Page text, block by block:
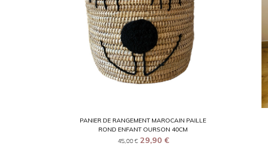
PANIER DE RANGEMENT MAROCAIN PAILLE
ROND ENFANT OURSON 40CM
45,00 € 29,90 €